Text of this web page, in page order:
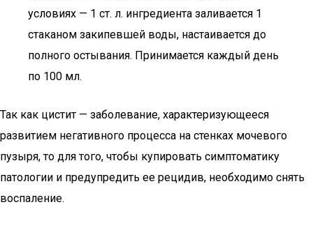
условиях — 1 ст. л. ингредиента заливается 1
стаканом закипевшей воды, настаивается до
полного остывания. Принимается каждый день
по 100 мл.
Так как цистит — заболевание, характеризующееся
развитием негативного процесса на стенках мочевого
пузыря, то для того, чтобы купировать симптоматику
патологии и предупредить ее рецидив, необходимо снять
воспаление.